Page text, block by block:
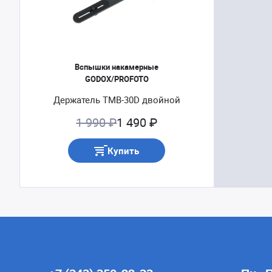
Вспышки накамерные
GODOX/PROFOTO
Держатель TMB-30D двойной
1 990 ₽1 490 ₽
Купить